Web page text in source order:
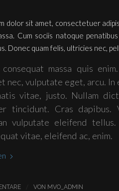
dolor sit amet, consectetuer
Cum sociis natoque
Donec quam felis, ultricies nec,
consequat massa quis
nec, vulputate eget, arcu.
vitae, justo. Nullam
tincidunt. Cras dapibus.
vulputate eleifend
vitae, eleifend ac, enim.
VON MVO_ADMIN